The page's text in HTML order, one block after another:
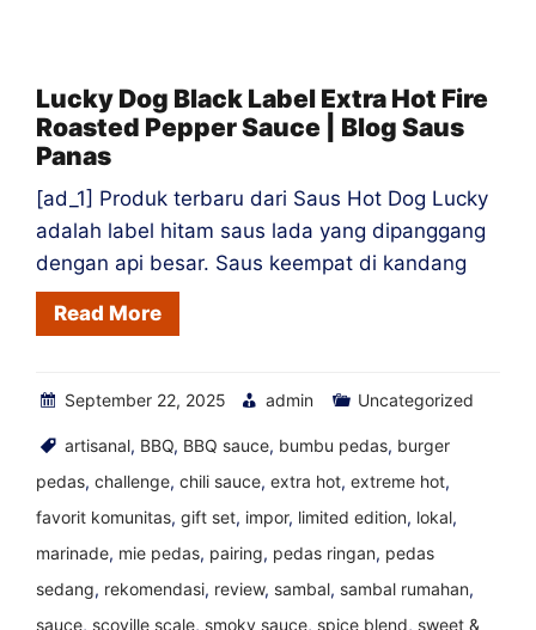
Blog
Panas
Lucky Dog Black Label Extra Hot Fire
Roasted Pepper Sauce | Blog Saus
Panas
[ad_1] Produk terbaru dari Saus Hot Dog Lucky
adalah label hitam saus lada yang dipanggang
dengan api besar. Saus keempat di kandang
Read More
September 22, 2025 admin Uncategorized
artisanal, BBQ, BBQ sauce, bumbu pedas, burger
pedas, challenge, chili sauce, extra hot, extreme hot,
favorit komunitas, gift set, impor, limited edition, lokal,
marinade, mie pedas, pairing, pedas ringan, pedas
sedang, rekomendasi, review, sambal, sambal rumahan,
sauce, scoville scale, smoky sauce, spice blend, sweet &